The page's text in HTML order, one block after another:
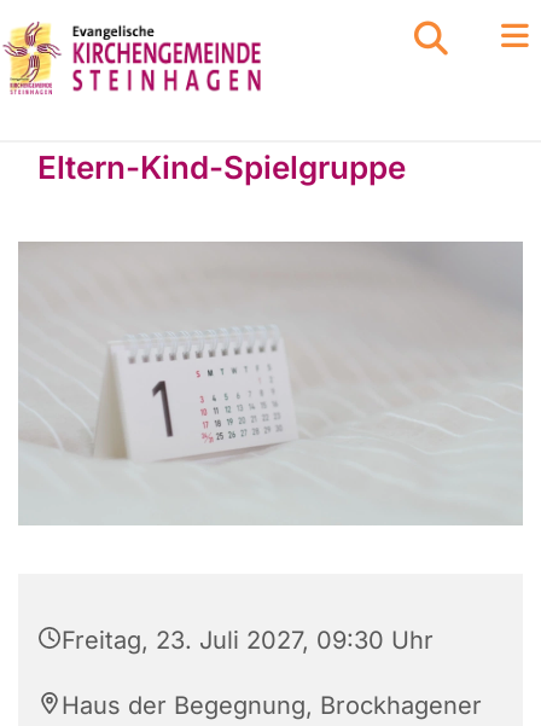
Eltern-Kind-Spielgruppe
Freitag, 23. Juli 2027, 09:30 Uhr
Haus der Begegnung, Brockhagener